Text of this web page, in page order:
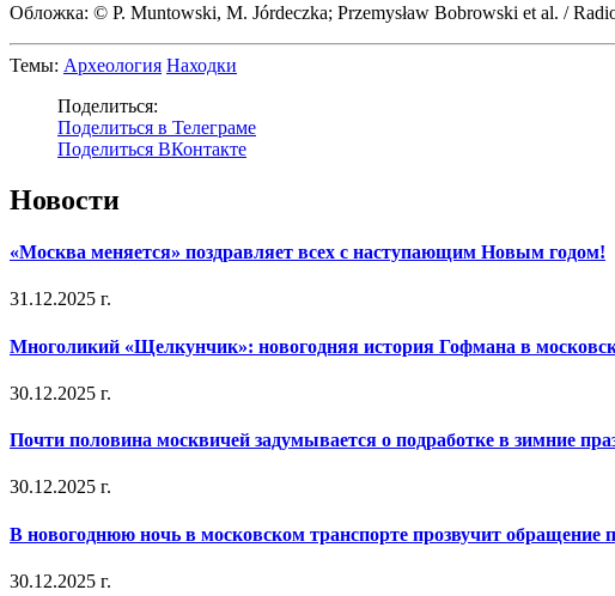
Обложка: © P. Muntowski, M. Jórdeczka; Przemysław Bobrowski et al. /
Темы: Археология Находки
Поделиться:
Поделиться в Телеграме
Поделиться ВКонтакте
Новости
«Москва меняется» поздравляет всех с наступающим Новым годом!
31.12.2025 г.
Многоликий «Щелкунчик»: новогодняя история Гофмана в
30.12.2025 г.
Почти половина москвичей задумывается о подработке в зимние
30.12.2025 г.
В новогоднюю ночь в московском транспорте прозвучит обращение
30.12.2025 г.